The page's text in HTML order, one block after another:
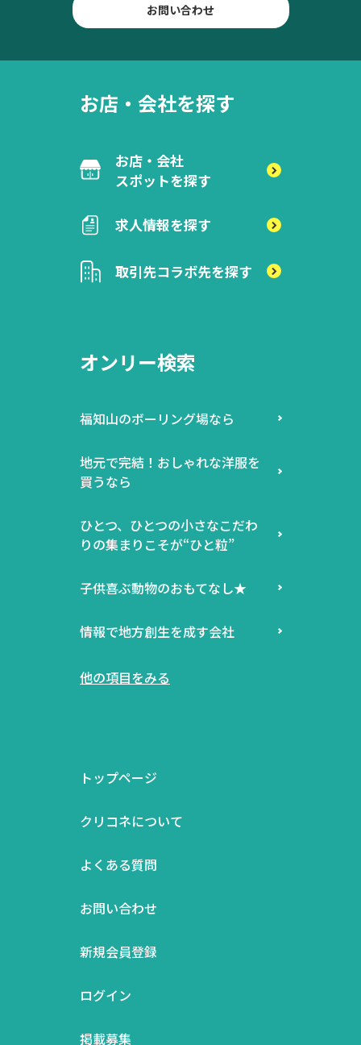
お問い合わせ
お店・会社を探す
お店・会社
スポットを探す
求人情報を探す
取引先コラボ先を探す
オンリー検索
福知山のボーリング場なら
地元で完結！おしゃれな洋服を
買うなら
ひとつ、ひとつの小さなこだわ
りの集まりこそが“ひと粒”
子供喜ぶ動物のおもてなし★
情報で地方創生を成す会社
他の項目をみる
トップページ
クリコネについて
よくある質問
お問い合わせ
新規会員登録
ログイン
掲載募集